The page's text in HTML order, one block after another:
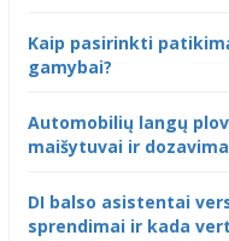
Kaip pasirinkti
gamybai?
Automobilių langų
maišytuvai ir
DI balso asistentai
sprendimai ir kada